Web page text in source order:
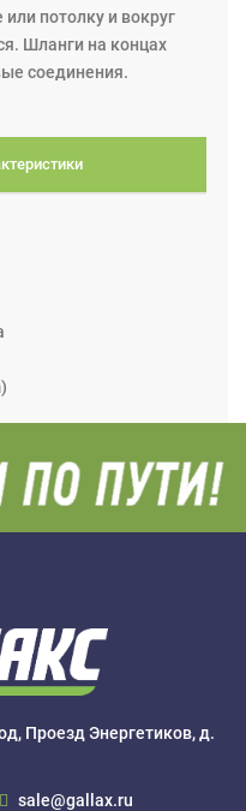
или потолку и вокруг
Шланги на концах
соединения.
Проезд Энергетиков, д.
sale@gallax.ru